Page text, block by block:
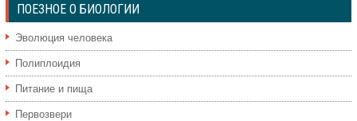
ПОЕЗНОЕ О БИОЛОГИИ
Эволюция человека
Полиплоидия
Питание и пища
Первозвери